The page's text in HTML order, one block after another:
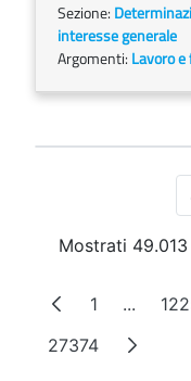
Sezione:
interesse generale
Argomenti: Lavoro
Mostrati
Pagina
1 ...Pagine
Pagina
27374